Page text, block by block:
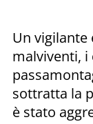
Un vigilante
malviventi, i
sottratta la
è stato